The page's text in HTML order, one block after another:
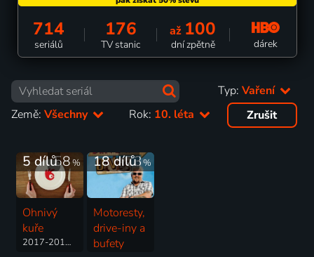
714
seriálů
176
TV stanic
až 100
dní zpětně dárek
Typ: Vaření
Země: Všechny Rok: 10. léta Zrušit
58%
5 dílů
Ohnivý
kuře
2017-2018 | Česká republika | Vaření, Komedie
73%
18 dílů
Motoresty,
drive-iny a
bufety